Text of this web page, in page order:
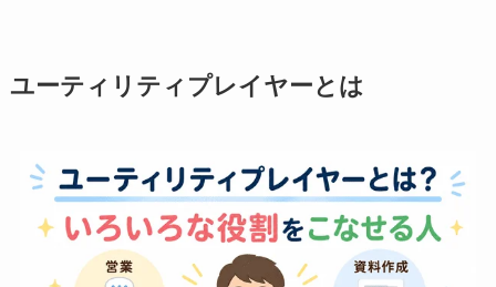
ユーティリティプレイヤーとは